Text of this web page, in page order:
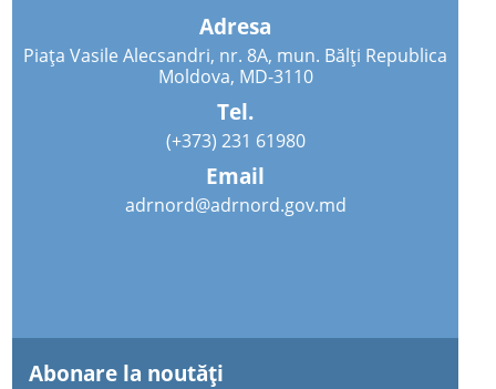
Adresa
Piața Vasile Alecsandri, nr. 8A, mun. Bălți Republica
Moldova, MD-3110
Tel.
(+373) 231 61980
Email
adrnord@adrnord.gov.md
Abonare la noutăţi